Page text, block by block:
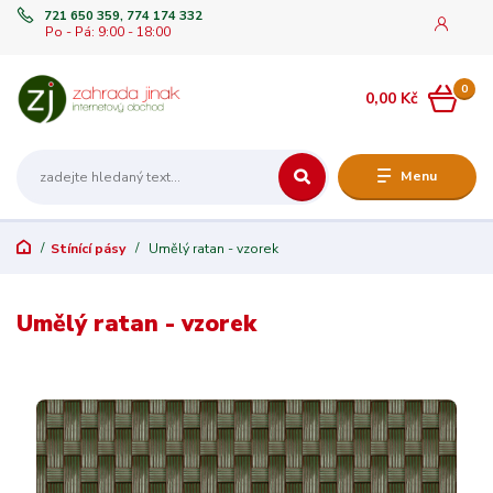
Menu
721 650 359, 774 174 332
Po - Pá: 9:00 - 18:00
0
0,00 Kč
Stínící pásy Umělý ratan - vzorek
Umělý ratan - vzorek